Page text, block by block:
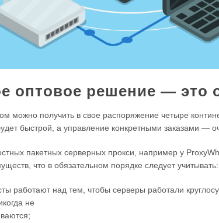
оптовое решение — это
можно получить в свое распоряжение четыре
быстрой, а управление конкретными заказами —
пакетных серверных прокси, например у
что в обязательном порядке следует учитывать:
работают над тем, чтобы серверы работали
не